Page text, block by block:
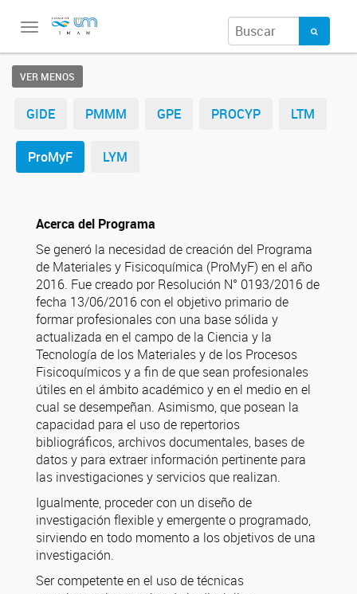
Toggle
VER MENOS
GIDE PMMM GPE PROCYP LTM
ProMyF LYM
Acerca del Programa
Se generó la necesidad de creación del Programa
de Materiales y Fisicoquímica (ProMyF) en el año
2016. Fue creado por Resolución N° 0193/2016 de
fecha 13/06/2016 con el objetivo primario de
formar profesionales con una base sólida y
actualizada en el campo de la Ciencia y la
Tecnología de los Materiales y de los Procesos
Fisicoquímicos y a fin de que sean profesionales
útiles en el ámbito académico y en el medio en el
cual se desempeñan. Asimismo, que posean la
capacidad para el uso de repertorios
bibliográficos, archivos documentales, bases de
datos y para extraer información pertinente para
las investigaciones y servicios que realizan.
Igualmente, proceder con un diseño de
investigación flexible y emergente o programado,
sirviendo en todo momento a los objetivos de una
investigación.
Ser competente en el uso de técnicas